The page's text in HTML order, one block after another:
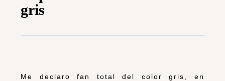
gris
Me declaro fan total del color gris, en